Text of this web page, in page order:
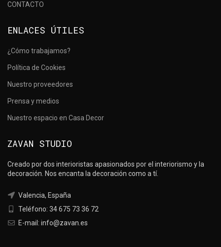
CONTACTO
ENLACES ÚTILES
¿Cómo trabajamos?
Política de Cookies
Nuestro proveedores
Prensa y medios
Nuestro espacio en Casa Decor
ZAVAN STUDIO
Creado por dos interioristas apasionados por el interiorismo y la
decoración. Nos encanta la decoración como a tí.
Valencia, España
Teléfono: 34 675 73 36 72
E-mail: info@zavan.es